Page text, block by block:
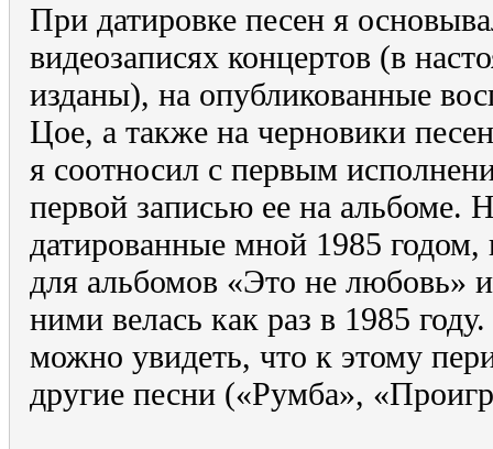
При датировке песен я
видеозаписях концертов (в
изданы), на опубликованные
Цое, а также на черновики
я соотносил с первым
первой записью ее на альбоме.
датированные мной 1985
для альбомов «Это не любовь»
ними велась как раз в 1985
можно увидеть, что к этому
другие песни («Румба»,